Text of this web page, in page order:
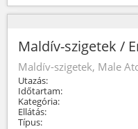
Maldív-szigetek /
Maldív-szigetek, Male
Utazás:
Időtartam:
Kategória:
Ellátás:
Típus: